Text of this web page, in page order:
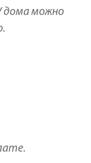
дома можно